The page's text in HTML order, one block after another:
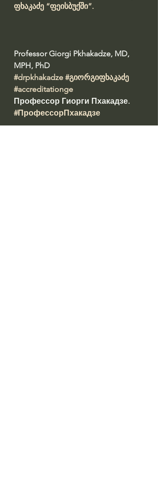
ფხაკაძე “ფეისბუქში”.
Professor Giorgi Pkhakadze, MD,
MPH, PhD
#drpkhakadze #გიორგიფხაკაძე
#accreditationge
Профессор Гиорги Пхакадзе.
#ПрофессорПхакадзе